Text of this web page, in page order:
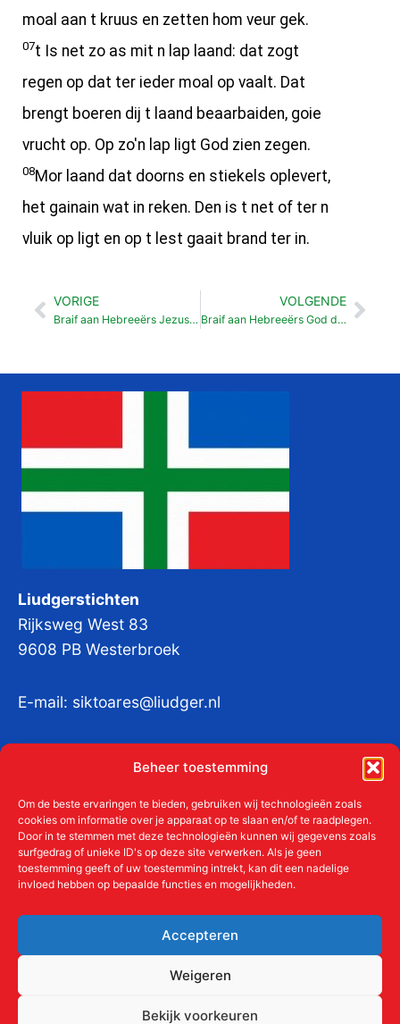
Beheer toestemming
Om de beste ervaringen te bieden, gebruiken wij technologieën zoals
cookies om informatie over je apparaat op te slaan en/of te raadplegen.
Door in te stemmen met deze technologieën kunnen wij gegevens zoals
surfgedrag of unieke ID's op deze site verwerken. Als je geen
toestemming geeft of uw toestemming intrekt, kan dit een nadelige
invloed hebben op bepaalde functies en mogelijkheden.
Accepteren
Weigeren
Bekijk voorkeuren
moal aan t kruus en zetten hom veur gek.
07t Is net zo as mit n lap laand: dat zogt
regen op dat ter ieder moal op vaalt. Dat
brengt boeren dij t laand beaarbaiden, goie
vrucht op. Op zo'n lap ligt God zien zegen.
08Mor laand dat doorns en stiekels oplevert,
het gainain wat in reken. Den is t net of ter n
vluik op ligt en op t lest gaait brand ter in.
Vorige
VORIGE
Braif aan Hebreeërs Jezus as hogepriester (4:14-5:10)
VOLGENDE
Braif aan Hebreeërs God dut wat of E belooft (6:9-20)
Liudgerstichten
Rijksweg West 83
9608 PB Westerbroek
E-mail: siktoares@liudger.nl
KvKnr:41011712
Meer over de Liudgerstichten
Aanmelden als donateur
ANBI
Contact